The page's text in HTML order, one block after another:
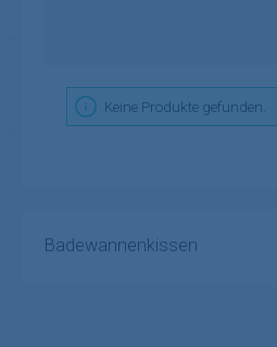
Keine Produkte gefunden.
Badewannenkissen